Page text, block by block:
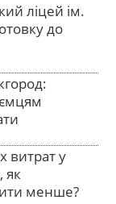
ліцей ім.
до
витрат у
як
менше?